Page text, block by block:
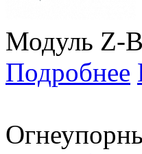
Модуль Z-
Подробнее